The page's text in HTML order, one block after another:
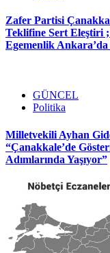
Zafer Partisi
Teklifine Sert Eleştiri
Egemenlik
GÜNCEL
Politika
Milletvekili Ayhan
“Çanakkale’de
Adımlarında Yaşıyor”